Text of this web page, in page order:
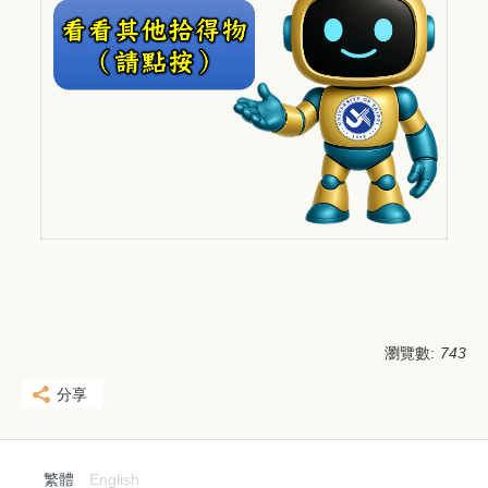
瀏覽數: 743
分享
繁體 English